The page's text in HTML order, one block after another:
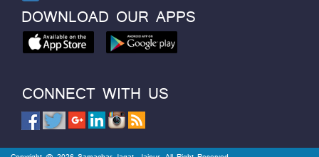
DOWNLOAD OUR APPS
CONNECT WITH US